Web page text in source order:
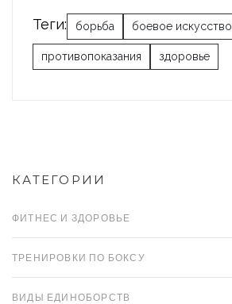
Теги: борьба боевое искусство
противопоказания здоровье
КАТЕГОРИИ
ФИТНЕС И ЗДОРОВЬЕ
ТРЕНИРОВКИ ПО БОКСУ
ВИДЫ ЕДИНОБОРСТВ